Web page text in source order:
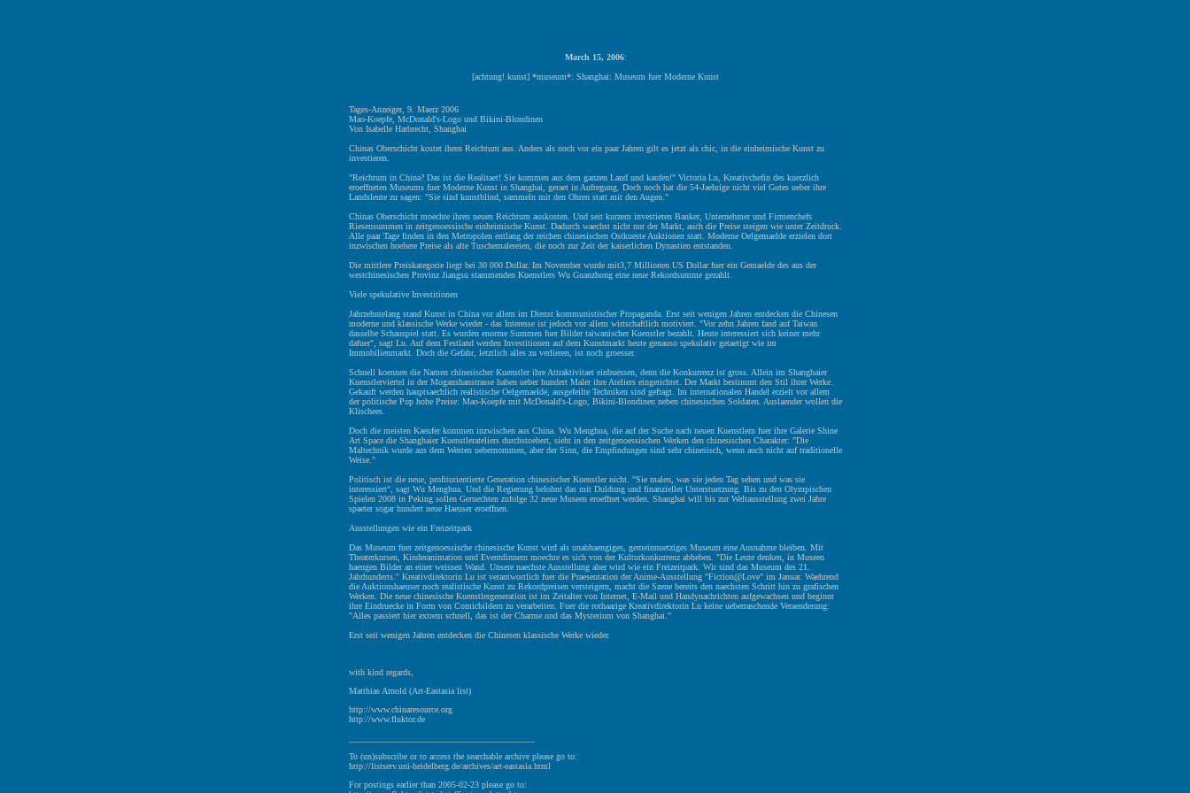
March 15, 2006:
[achtung! kunst] *museum*: Shanghai: Museum fuer Moderne Kunst
Tages-Anzeiger, 9. Maerz 2006
Mao-Koepfe, McDonald's-Logo und Bikini-Blondinen
Von Isabelle Harbrecht, Shanghai
Chinas Oberschicht kostet ihren Reichtum aus. Anders als noch vor ein paar Jahren gilt es jetzt als chic, in die einheimische Kunst zu
investieren.
"Reichtum in China? Das ist die Realitaet! Sie kommen aus dem ganzen Land und kaufen!" Victoria Lu, Kreativchefin des kuerzlich
eroeffneten Museums fuer Moderne Kunst in Shanghai, geraet in Aufregung. Doch noch hat die 54-Jaehrige nicht viel Gutes ueber ihre
Landsleute zu sagen: "Sie sind kunstblind, sammeln mit den Ohren statt mit den Augen."
Chinas Oberschicht moechte ihren neuen Reichtum auskosten. Und seit kurzem investieren Banker, Unternehmer und Firmenchefs
Riesensummen in zeitgenoessische einheimische Kunst. Dadurch waechst nicht nur der Markt, auch die Preise steigen wie unter Zeitdruck.
Alle paar Tage finden in den Metropolen entlang der reichen chinesischen Ostkueste Auktionen statt. Moderne Oelgemaelde erzielen dort
inzwischen hoehere Preise als alte Tuschemalereien, die noch zur Zeit der kaiserlichen Dynastien entstanden.
Die mittlere Preiskategorie liegt bei 30 000 Dollar. Im November wurde mit3,7 Millionen US Dollar fuer ein Gemaelde des aus der
westchinesischen Provinz Jiangsu stammenden Kuenstlers Wu Guanzhong eine neue Rekordsumme gezahlt.
Viele spekulative Investitionen
Jahrzehntelang stand Kunst in China vor allem im Dienst kommunistischer Propaganda. Erst seit wenigen Jahren entdecken die Chinesen
moderne und klassische Werke wieder - das Interesse ist jedoch vor allem wirtschaftlich motiviert. "Vor zehn Jahren fand auf Taiwan
dasselbe Schauspiel statt. Es wurden enorme Summen fuer Bilder taiwanischer Kuenstler bezahlt. Heute interessiert sich keiner mehr
dafuer", sagt Lu. Auf dem Festland werden Investitionen auf dem Kunstmarkt heute genauso spekulativ getaetigt wie im
Immobilienmarkt. Doch die Gefahr, letztlich alles zu verlieren, ist noch groesser.
Schnell koennen die Namen chinesischer Kuenstler ihre Attraktivitaet einbuessen, denn die Konkurrenz ist gross. Allein im Shanghaier
Kuenstlerviertel in der Moganshanstrasse haben ueber hundert Maler ihre Ateliers eingerichtet. Der Markt bestimmt den Stil ihrer Werke.
Gekauft werden hauptsaechlich realistische Oelgemaelde, ausgefeilte Techniken sind gefragt. Im internationalen Handel erzielt vor allem
der politische Pop hohe Preise: Mao-Koepfe mit McDonald's-Logo, Bikini-Blondinen neben chinesischen Soldaten. Auslaender wollen die
Klischees.
Doch die meisten Kaeufer kommen inzwischen aus China. Wu Menghua, die auf der Suche nach neuen Kuenstlern fuer ihre Galerie Shine
Art Space die Shanghaier Kuenstlerateliers durchstoebert, sieht in den zeitgenoessischen Werken den chinesischen Charakter: "Die
Maltechnik wurde aus dem Westen uebernommen, aber der Sinn, die Empfindungen sind sehr chinesisch, wenn auch nicht auf traditionelle
Weise."
Politisch ist die neue, profitorientierte Generation chinesischer Kuenstler nicht. "Sie malen, was sie jeden Tag sehen und was sie
interessiert", sagt Wu Menghua. Und die Regierung belohnt das mit Duldung und finanzieller Unterstuetzung. Bis zu den Olympischen
Spielen 2008 in Peking sollen Geruechten zufolge 32 neue Museen eroeffnet werden. Shanghai will bis zur Weltausstellung zwei Jahre
spaeter sogar hundert neue Haeuser eroeffnen.
Ausstellungen wie ein Freizeitpark
Das Museum fuer zeitgenoessische chinesische Kunst wird als unabhaengiges, gemeinnuetziges Museum eine Ausnahme bleiben. Mit
Theaterkursen, Kinderanimation und Eventdinnern moechte es sich von der Kulturkonkurrenz abheben. "Die Leute denken, in Museen
haengen Bilder an einer weissen Wand. Unsere naechste Ausstellung aber wird wie ein Freizeitpark. Wir sind das Museum des 21.
Jahrhunderts." Kreativdirektorin Lu ist verantwortlich fuer die Praesentation der Anime-Ausstellung "Fiction@Love" im Januar. Waehrend
die Auktionshaeuser noch realistische Kunst zu Rekordpreisen versteigern, macht die Szene bereits den naechsten Schritt hin zu grafischen
Werken. Die neue chinesische Kuenstlergeneration ist im Zeitalter von Internet, E-Mail und Handynachrichten aufgewachsen und beginnt
ihre Eindruecke in Form von Comicbildern zu verarbeiten. Fuer die rothaarige Kreativdirektorin Lu keine ueberraschende Veraenderung:
"Alles passiert hier extrem schnell, das ist der Charme und das Mysterium von Shanghai."
Erst seit wenigen Jahren entdecken die Chinesen klassische Werke wieder.
with kind regards,
Matthias Arnold (Art-Eastasia list)
http://www.chinaresource.org
http://www.fluktor.de
To (un)subscribe or to access the searchable archive please go to:
http://listserv.uni-heidelberg.de/archives/art-eastasia.html
For postings earlier than 2005-02-23 please go to: